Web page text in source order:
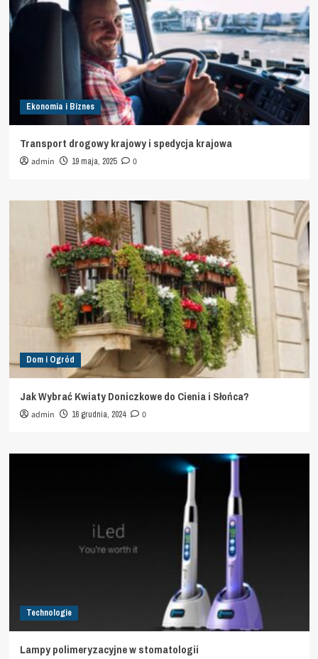
Ekonomia i Biznes
Transport drogowy krajowy i spedycja krajowa
admin 19 maja, 2025 0
Dom i Ogród
Jak Wybrać Kwiaty Doniczkowe do Cienia i Słońca?
admin 16 grudnia, 2024 0
Technologie
Lampy polimeryzacyjne w stomatologii